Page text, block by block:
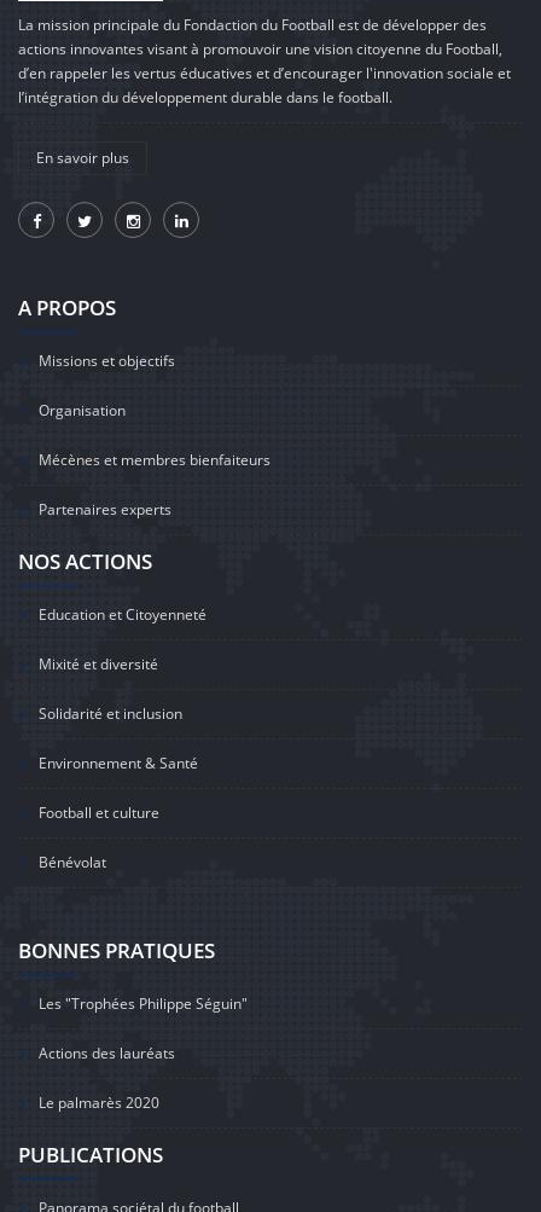
La mission principale du Fondaction du Football est de développer des
actions innovantes visant à promouvoir une vision citoyenne du Football,
d’en rappeler les vertus éducatives et d’encourager l'innovation sociale et
l’intégration du développement durable dans le football.
En savoir plus
A PROPOS
Missions et objectifs
Organisation
Mécènes et membres bienfaiteurs
Partenaires experts
NOS ACTIONS
Education et Citoyenneté
Mixité et diversité
Solidarité et inclusion
Environnement & Santé
Football et culture
Bénévolat
BONNES PRATIQUES
Les "Trophées Philippe Séguin"
Actions des lauréats
Le palmarès 2020
PUBLICATIONS
Panorama sociétal du football